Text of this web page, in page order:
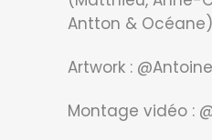
Antton & Océane)
Artwork :
Montage vidéo :